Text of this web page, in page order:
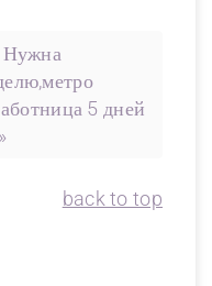
Нужна
5 дней
back to top